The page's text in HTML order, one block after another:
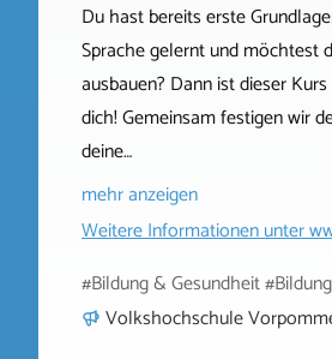
Du hast bereits erste
Sprache gelernt und möchtest
ausbauen? Dann ist dieser
dich! Gemeinsam festigen wir
deine…
mehr anzeigen
Weitere Informationen unter
#Bildung & Gesundheit
Volkshochschule